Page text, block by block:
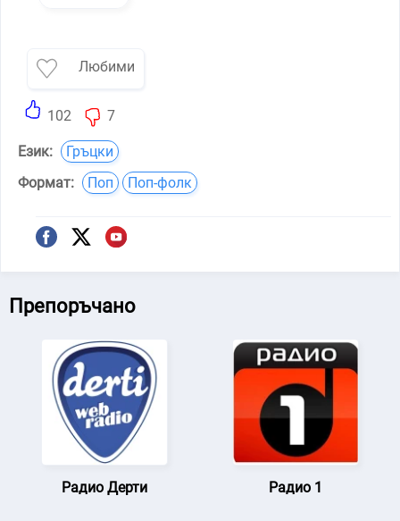
Любими
102 7
Език:
Гръцки
Формат:
Поп Поп-фолк
Препоръчано
Радио Дерти Радио 1